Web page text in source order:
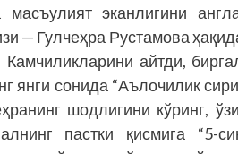
эканлигини
— Гулчеҳра Рустамова
Камчиликларини айтди,
янги сонида “Аълочилик
шодлигини кўринг,
пастки қисмига “5-